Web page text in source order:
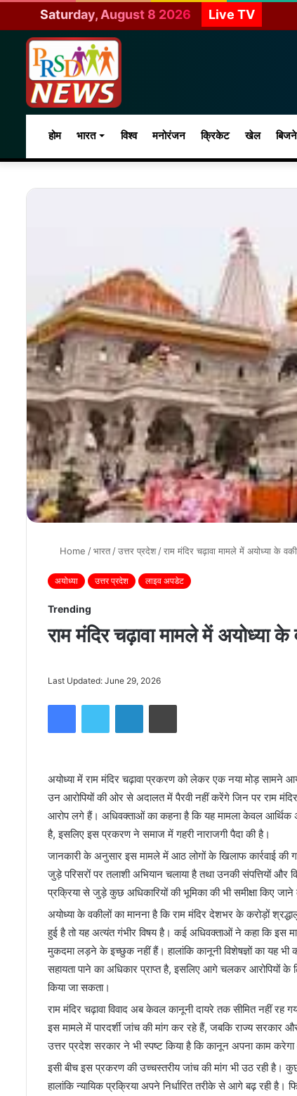
Saturday, August 8 2026 Live TV
होम भारत विश्व मनोरंजन क्रिकेट खेल
Home /भारत /उत्तर प्रदेश /राम मंदिर चढ़ावा मामले में अयोध्या के
अयोध्या उत्तर प्रदेश लाइव अपडेट
Trending
राम मंदिर चढ़ावा मामले में अयोध्या
Last Updated: June 29, 2026
अयोध्या में राम मंदिर चढ़ावा प्रकरण को लेकर एक नया मोड़ सामने
उन आरोपियों की ओर से अदालत में पैरवी नहीं करेंगे जिन पर राम
आरोप लगे हैं। अधिवक्ताओं का कहना है कि यह मामला केवल आर्थिक
है, इसलिए इस प्रकरण ने समाज में गहरी नाराजगी पैदा की है।
जानकारी के अनुसार इस मामले में आठ लोगों के खिलाफ कार्रवाई की
जुड़े परिसरों पर तलाशी अभियान चलाया है तथा उनकी संपत्तियों
प्रक्रिया से जुड़े कुछ अधिकारियों की भूमिका की भी समीक्षा किए
अयोध्या के वकीलों का मानना है कि राम मंदिर देशभर के करोड़ों
हुई है तो यह अत्यंत गंभीर विषय है। कई अधिवक्ताओं ने कहा कि इस
मुकदमा लड़ने के इच्छुक नहीं हैं। हालांकि कानूनी विशेषज्ञों का यह भी
सहायता पाने का अधिकार प्राप्त है, इसलिए आगे चलकर आरोपियों
किया जा सकता।
राम मंदिर चढ़ावा विवाद अब केवल कानूनी दायरे तक सीमित नहीं रह
इस मामले में पारदर्शी जांच की मांग कर रहे हैं, जबकि राज्य सरकार
उत्तर प्रदेश सरकार ने भी स्पष्ट किया है कि कानून अपना काम करेगा
इसी बीच इस प्रकरण की उच्चस्तरीय जांच की मांग भी उठ रही है।
हालांकि न्यायिक प्रक्रिया अपने निर्धारित तरीके से आगे बढ़ रही